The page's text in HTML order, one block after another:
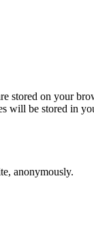
stored on your
will be stored in
anonymously.